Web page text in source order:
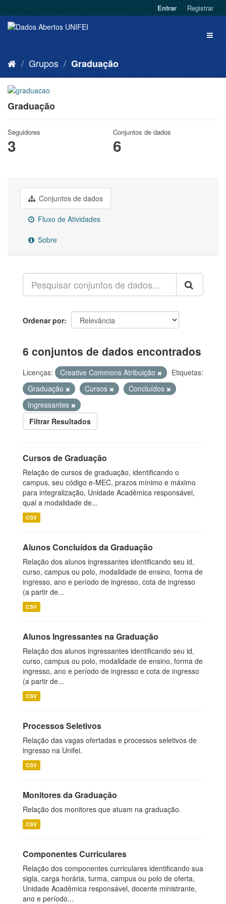
Entrar Registrar
Grupos Graduação
Graduação
Seguidores
3
Conjuntos de dados
6
Conjuntos de dados
Fluxo de Atividades
Sobre
Ordenar por
6 conjuntos de dados encontrados
Licenças: Creative Commons Atribuição
Etiquetas:
Graduação
Cursos
Concluídos
Ingressantes
Filtrar Resultados
Cursos de Graduação
Relação de cursos de graduação, identificando o
campus, seu código e-MEC, prazos mínimo e máximo
para integralização, Unidade Acadêmica responsável,
qual a modalidade de...
CSV
Alunos Concluídos da Graduação
Relação dos alunos ingressantes identificando seu id,
curso, campus ou polo, modalidade de ensino, forma de
ingresso, ano e período de ingresso, cota de ingresso
(a partir de...
CSV
Alunos Ingressantes na Graduação
Relação dos alunos ingressantes identificando seu id,
curso, campus ou polo, modalidade de ensino, forma de
ingresso, ano e período de ingresso e cota de ingresso
(a partir de...
CSV
Processos Seletivos
Relação das vagas ofertadas e processos seletivos de
ingresso na Unifei.
CSV
Monitores da Graduação
Relação dos monitores que atuam na graduação.
CSV
Componentes Curriculares
Relação dos componentes curriculares identificando sua
sigla, carga horária, turma, campus ou polo de oferta,
Unidade Acadêmica responsável, docente ministrante,
ano e período...